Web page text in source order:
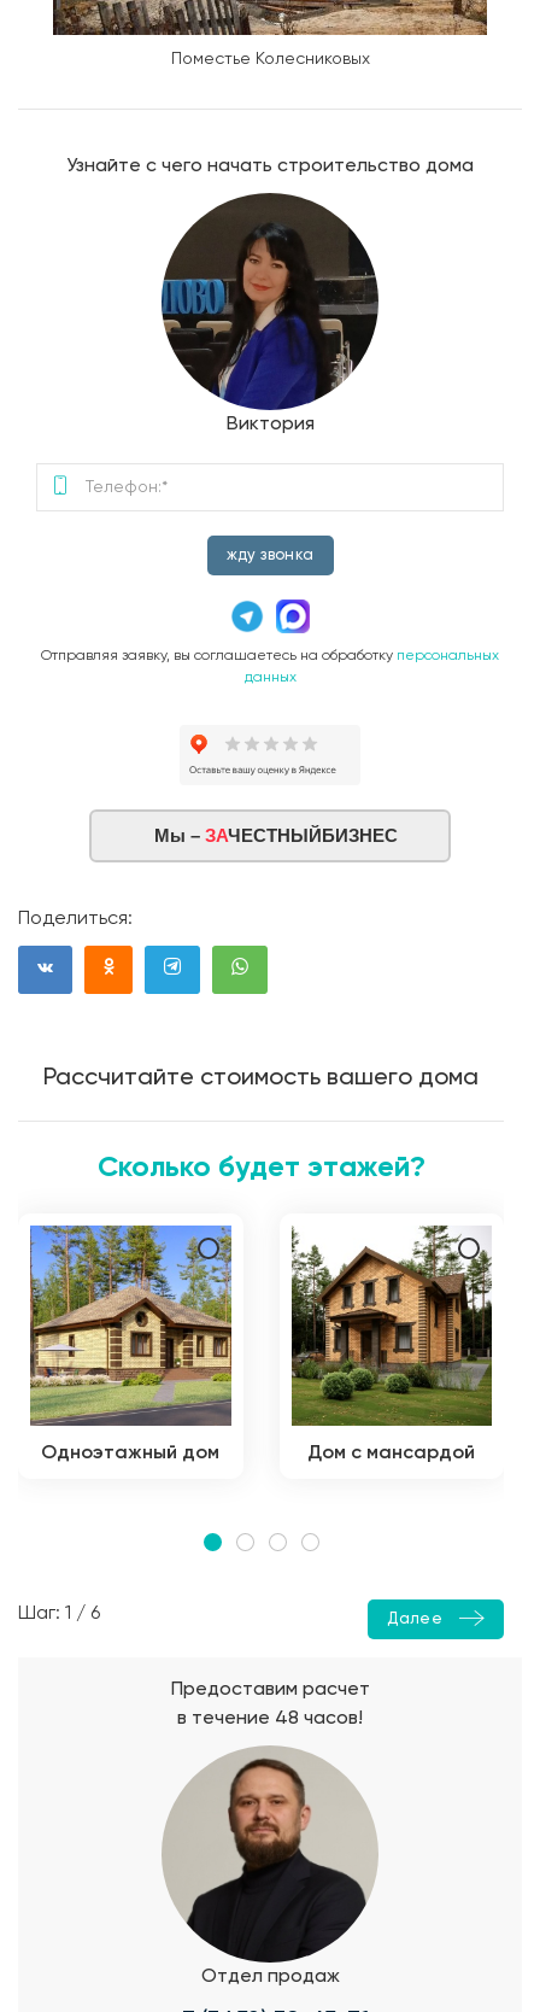
Поместье Колесниковых
Узнайте с чего начать строительство дома
Виктория
жду звонка
Отправляя заявку, вы соглашаетесь на обработку персональных
данных
Мы – ЗАЧЕСТНЫЙБИЗНЕС
Поделиться:
Рассчитайте стоимость вашего дома
Сколько будет этажей?
Одноэтажный дом Дом с мансардой
Шаг: 1 / 6 Далее
Предоставим расчет
в течение 48 часов!
Отдел продаж